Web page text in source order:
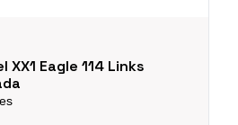
XX1 Eagle 114 Links